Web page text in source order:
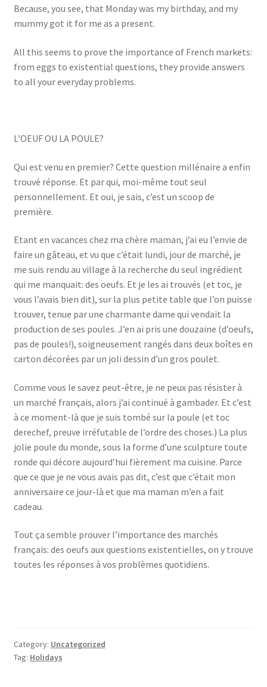
Private
Because, you see, that Monday was my birthday, and my
mummy got it for me as a present.
All this seems to prove the importance of French markets:
from eggs to existential questions, they provide answers
to all your everyday problems.
L’OEUF OU LA POULE?
Qui est venu en premier? Cette question millénaire a enfin
trouvé réponse. Et par qui, moi-même tout seul
personnellement. Et oui, je sais, c’est un scoop de
première.
Etant en vacances chez ma chère maman, j’ai eu l’envie de
faire un gâteau, et vu que c’était lundi, jour de marché, je
me suis rendu au village à la recherche du seul ingrédient
qui me manquait: des oeufs. Et je les ai trouvés (et toc, je
vous l’avais bien dit), sur la plus petite table que l’on puisse
trouver, tenue par une charmante dame qui vendait la
production de ses poules. J’en ai pris une douzaine (d’oeufs,
pas de poules!), soigneusement rangés dans deux boîtes en
carton décorées par un joli dessin d’un gros poulet.
Comme vous le savez peut-être, je ne peux pas résister à
un marché français, alors j’ai continué à gambader. Et c’est
à ce moment-là que je suis tombé sur la poule (et toc
derechef, preuve irréfutable de l’ordre des choses.) La plus
jolie poule du monde, sous la forme d’une sculpture toute
ronde qui décore aujourd’hui fièrement ma cuisine. Parce
que ce que je ne vous avais pas dit, c’est que c’était mon
anniversaire ce jour-là et que ma maman m’en a fait
cadeau.
Tout ça semble prouver l’importance des marchés
français: des oeufs aux questions existentielles, on y trouve
toutes les réponses à vos problèmes quotidiens.
Category: Uncategorized
Tag: Holidays